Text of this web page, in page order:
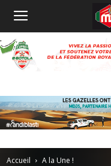
Accueil A la Une !